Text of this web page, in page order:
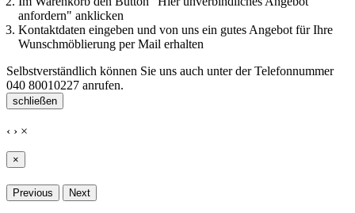
anfordern" anklicken
Kontaktdaten eingeben und von uns ein gutes Angebot für Ihre
Wunschmöblierung per Mail erhalten
Selbstverständlich können Sie uns auch unter der Telefonnummer
040 80010227 anrufen.
schließen
‹ › ×
×
Previous Next